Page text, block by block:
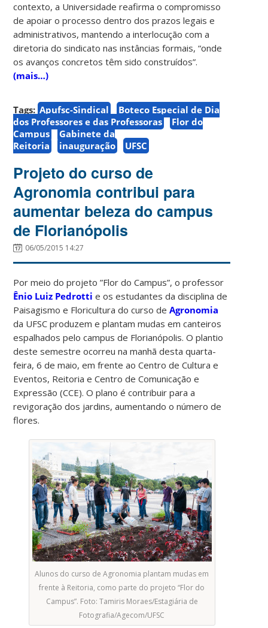
contexto, a Universidade reafirma o compromisso
de apoiar o processo dentro dos prazos legais e
administrativos, mantendo a interlocução com a
diretoria do sindicato nas instâncias formais, “onde
os avanços concretos têm sido construídos”.
(mais…)
Tags: Apufsc-Sindical
Boteco Especial de Dia
dos Professores e das Professoras
Flor do
Campus
Gabinete da
Reitoria
inauguração UFSC
Projeto do curso de
Agronomia contribui para
aumentar beleza do campus
de Florianópolis
06/05/2015 14:27
Por meio do projeto ”Flor do Campus”, o professor
Ênio Luiz Pedrotti e os estudantes da disciplina de
Paisagismo e Floricultura do curso deAgronomia
da UFSC produzem e plantam mudas em canteiros
espalhados pelo campus de Florianópolis. O plantio
deste semestre ocorreu na manhã desta quarta-
feira, 6 de maio, em frente ao Centro de Cultura e
Eventos, Reitoria e Centro de Comunicação e
Expressão (CCE). O plano é contribuir para a
revigoração dos jardins, aumentando o número de
flores.
Alunos do curso de Agronomia plantam mudas em
frente à Reitoria, como parte do projeto “Flor do
Campus”. Foto: Tamiris Moraes/Estagiária de
Fotografia/Agecom/UFSC